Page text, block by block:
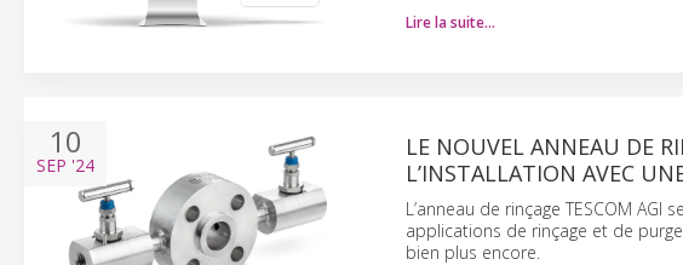
Lire la suite…
10
SEP '24
LE NOUVEL ANNEAU DE
L’INSTALLATION AVEC
L’anneau de rinçage TESCOM
applications de rinçage et de
bien plus encore.